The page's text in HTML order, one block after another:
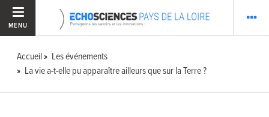
MENU
Accueil
Les événements
La vie a-t-elle pu apparaître ailleurs que sur la Terre ?